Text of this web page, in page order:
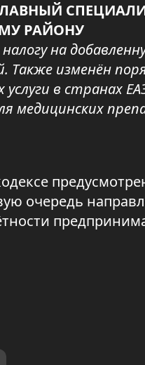
РАЙОНУ
на
Также изменён
в странах
медицинских
очередь